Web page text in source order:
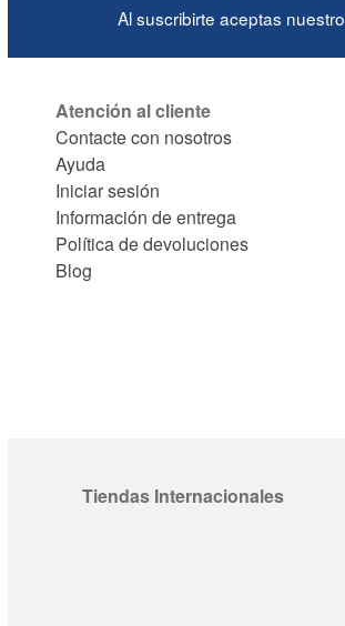
Al suscribirte aceptas nuestro
Atención al cliente
Contacte con nosotros
Ayuda
Iniciar sesión
Información de entrega
Política de devoluciones
Blog
Tiendas Internacionales